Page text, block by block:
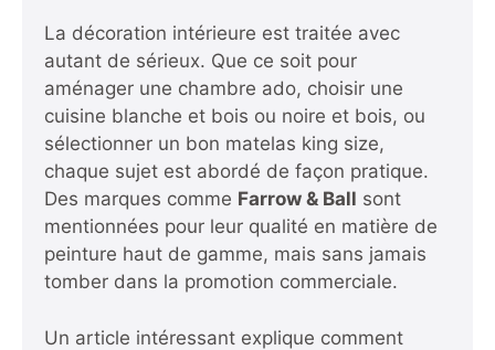
La décoration intérieure est traitée avec
autant de sérieux. Que ce soit pour
aménager une chambre ado, choisir une
cuisine blanche et bois ou noire et bois, ou
sélectionner un bon matelas king size,
chaque sujet est abordé de façon pratique.
Des marques comme Farrow & Ball sont
mentionnées pour leur qualité en matière de
peinture haut de gamme, mais sans jamais
tomber dans la promotion commerciale.
Un article intéressant explique comment